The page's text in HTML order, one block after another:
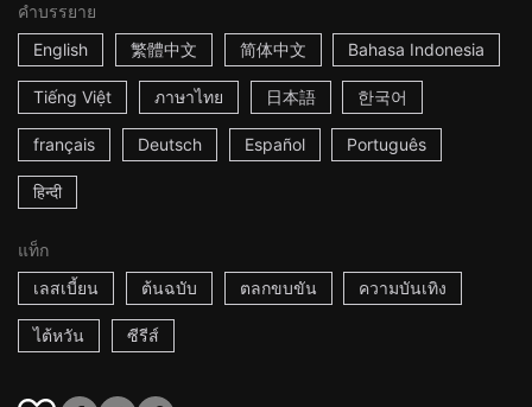
คำบรรยาย
English
繁體中文 简体中文 Bahasa Indonesia
Tiếng Việt ภาษาไทย 日本語 한국어
français Deutsch Español Português
हिन्दी
แท็ก
เลสเบี้ยน
ต้นฉบับ ตลกขบขัน ความบันเทิง
ไต้หวัน ซีรีส์